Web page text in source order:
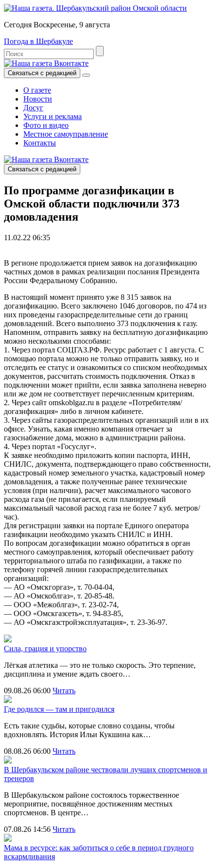
Сегодня Воскресенье, 9 августа
Погода в Шербакуле
Связаться с редакцией
О газете
Новости
Досуг
Услуги и реклама
Фото и видео
Местное самоуправление
Контакты
Связаться с редакцией
По программе догазификации в
Омской области подключили 373
домовладения
11.02.22 06:35
В регионе продолжается прием заявок на догазификацию
частных домов в рамках реализации послания Президента
России Федеральному Собранию.
В настоящий момент принято уже 8 315 заявок на
догазификацию. Всего заключено 1046 договоров, по 474 из
них проведены газораспределительные сети до границ
домовладений. Всего выполнено 373 подключения к газу.
Напомним, отправить заявку на бесплатную догазификацию
можно несколькими способами:
1. Через портал СОЦГАЗ.РФ. Ресурс работает с 1 августа. С
помощью портала можно не только отправить заявку, но и
отследить ее статус и ознакомиться со списком необходимых
документов, рассчитать стоимость подключения. Отказ в
подключении может прийти, если заявка заполнена неверно
или же дом не соответствует перечисленным критериям.
2. Через сайт omskoblgaz.ru в разделе «Потребителям/
догазификация» либо в личном кабинете.
3. Через сайты газораспределительных организаций или в их
офисе. Узнать, какая именно компания отвечает за
газоснабжение дома, можно в администрации района.
4. Через портал «Госуслуг».
К заявке необходимо приложить копии паспорта, ИНН,
СНИЛС, документа, подтверждающего право собственности,
кадастровый номер земельного участка, кадастровый номер
домовладения, а также полученные ранее технические
условия (при наличии), расчет максимального часового
расхода газа (не прилагается, если планируемый
максимальный часовой расход газа не более 7 куб. метров/
час).
Для регистрации заявки на портале Единого оператора
газификации необходимо указать СНИЛС и ИНН.
По вопросам догазификации можно обратиться в орган
местного самоуправления, который обеспечивает работу
территориального штаба по газификации, а также по
телефону горячей линии газораспределительных
организаций:
— АО «Омскгоргаз», т. 70-04-04,
— АО «Омскоблгаз», т. 20-85-48.
— ООО «Межоблгаз», т. 23-02-74,
— ООО «Омскгазсеть», т. 94-83-85,
— АО «Омскгазстройэксплуатация», т. 23-36-97.
Сила, грация и упорство
Лёгкая атлетика — это не только скорость. Это терпение,
дисциплина и умение ждать своего…
09.08.26 06:00 Читать
Где родился — там и пригодился
Есть такие судьбы, которые словно созданы, чтобы
вдохновлять. История Ильи Кукшина как…
08.08.26 06:00 Читать
В Шербакульском районе чествовали лучших спортсменов и
тренеров
В Шербакульском районе состоялось торжественное
мероприятие, посвящённое достижениям местных
спортсменов. В центре…
07.08.26 14:56 Читать
Мама в ресурсе: как заботиться о себе в период грудного
вскармливания